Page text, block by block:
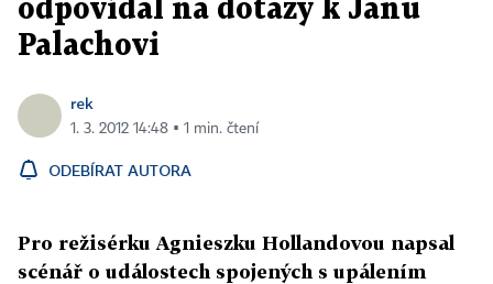
odpovídal na dotazy k Janu
Palachovi
rek
1. 3. 2012 14:48 ▪ 1 min. čtení
ODEBÍRAT AUTORA
Pro režisérku Agnieszku Hollandovou napsal
scénář o událostech spojených s upálením